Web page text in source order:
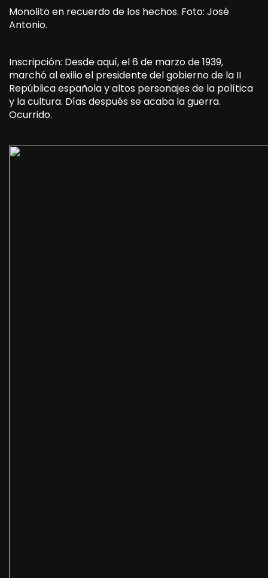
Monolito en recuerdo de los hechos. Foto: José
Antonio.
Inscripción: Desde aquí, el 6 de marzo de 1939,
marchó al exilio el presidente del gobierno de la II
República española y altos personajes de la política
y la cultura. Días después se acaba la guerra.
Ocurrido.